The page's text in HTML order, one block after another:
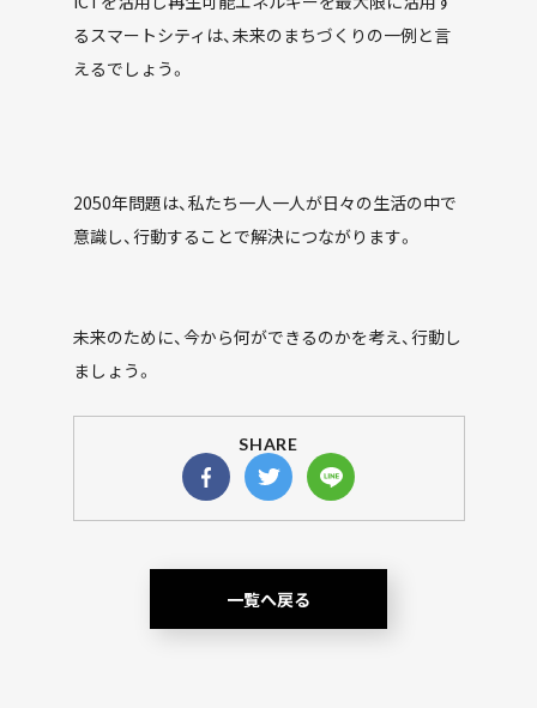
るスマートシティは、未来のまちづくりの一例と言
えるでしょう。
2050年問題は、私たち一人一人が日々の生活の中で
意識し、行動することで解決につながります。
未来のために、今から何ができるのかを考え、行動し
ましょう。
SHARE
一覧へ戻る